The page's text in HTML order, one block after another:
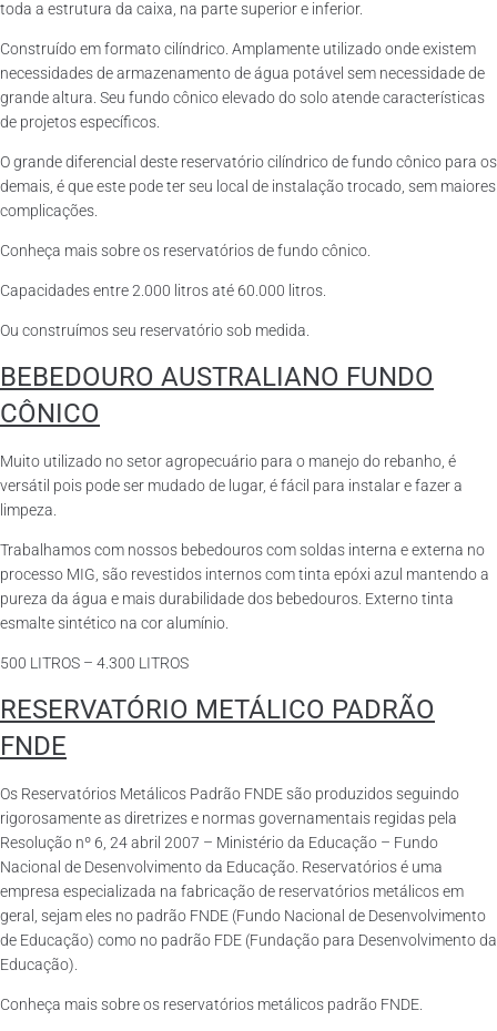
toda a estrutura da caixa, na parte superior e inferior.
Construído em formato cilíndrico. Amplamente utilizado onde existem
necessidades de armazenamento de água potável sem necessidade de
grande altura. Seu fundo cônico elevado do solo atende características
de projetos específicos.
O grande diferencial deste reservatório cilíndrico de fundo cônico para os
demais, é que este pode ter seu local de instalação trocado, sem maiores
complicações.
Conheça mais sobre os reservatórios de fundo cônico.
Capacidades entre 2.000 litros até 60.000 litros.
Ou construímos seu reservatório sob medida.
BEBEDOURO AUSTRALIANO FUNDO
CÔNICO
Muito utilizado no setor agropecuário para o manejo do rebanho, é
versátil pois pode ser mudado de lugar, é fácil para instalar e fazer a
limpeza.
Trabalhamos com nossos bebedouros com soldas interna e externa no
processo MIG, são revestidos internos com tinta epóxi azul mantendo a
pureza da água e mais durabilidade dos bebedouros. Externo tinta
esmalte sintético na cor alumínio.
500 LITROS – 4.300 LITROS
RESERVATÓRIO METÁLICO PADRÃO
FNDE
Os Reservatórios Metálicos Padrão FNDE são produzidos seguindo
rigorosamente as diretrizes e normas governamentais regidas pela
Resolução nº 6, 24 abril 2007 – Ministério da Educação – Fundo
Nacional de Desenvolvimento da Educação. Reservatórios é uma
empresa especializada na fabricação de reservatórios metálicos em
geral, sejam eles no padrão FNDE (Fundo Nacional de Desenvolvimento
de Educação) como no padrão FDE (Fundação para Desenvolvimento da
Educação).
Conheça mais sobre os reservatórios metálicos padrão FNDE.